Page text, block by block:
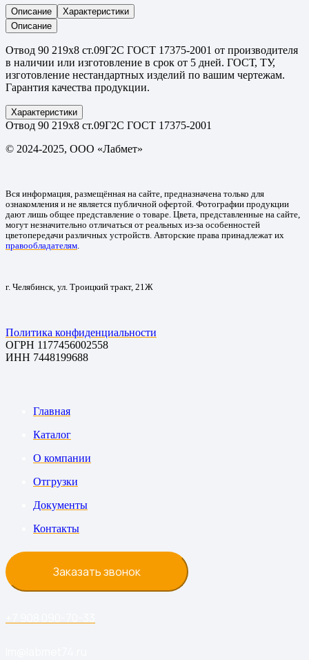
Описание
Характеристики
Описание
Отвод 90 219х8 ст.09Г2С ГОСТ 17375-2001 от производителя
в наличии или изготовление в срок от 5 дней. ГОСТ, ТУ,
изготовление нестандартных изделий по вашим чертежам.
Гарантия качества продукции.
Характеристики
Отвод 90 219х8 ст.09Г2С ГОСТ 17375-2001
© 2024-2025, ООО «Лабмет»
Вся информация, размещённая на сайте, предназначена только для
ознакомления и не является публичной офертой. Фотографии продукции
дают лишь общее представление о товаре. Цвета, представленные на сайте,
могут незначительно отличаться от реальных из-за особенностей
цветопередачи различных устройств. Авторские права принадлежат их
правообладателям
г. Челябинск, ул. Троицкий тракт, 21Ж
Политика конфиденциальности
ОГРН 1177456002558
ИНН 7448199688
Главная
Каталог
О компании
Отгрузки
Документы
Контакты
Заказать звонок